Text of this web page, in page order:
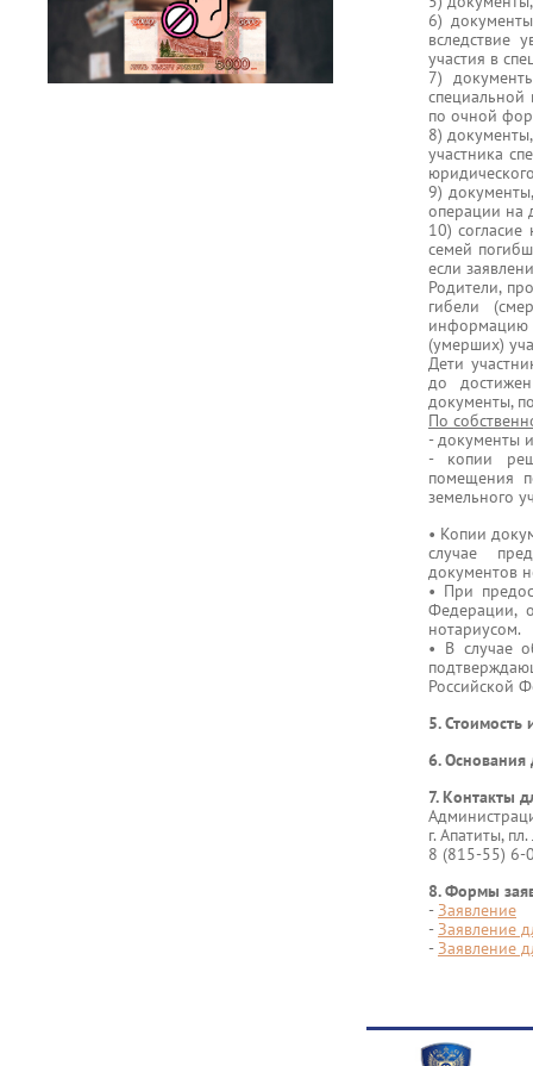
6)
вследствие
участия в
7)
специальной
по очной
8)
участника
9)
операции на
10)
семей
если
Родители,
гибели
(умерших)
Дети
до
документы,
По
- документы
- копии
помещения
земельного
• Копии
случае
документов
• При
Федерации,
нотариусом.
• В случае
Российской
5. Стоимость
6. Основания
7. Контакты
г. Апатиты,
8 (815-55) 6-
8. Формы
-Заявление
-Заявление
-Заявление